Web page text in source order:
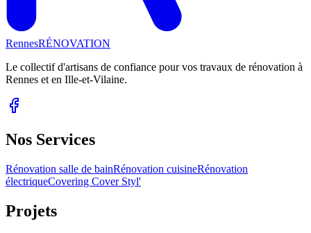
RennesRÉNOVATION
Le collectif d'artisans de confiance pour vos travaux de rénovation à
Rennes et en Ille-et-Vilaine.
Nos Services
Rénovation salle de bainRénovation cuisineRénovation
électriqueCovering Cover Styl'
Projets